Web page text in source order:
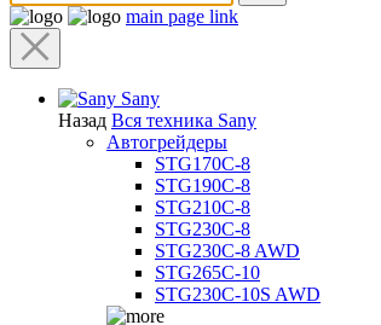
main page link
Sany
Назад Вся техника Sany
Автогрейдеры
STG170C-8
STG190C-8
STG210C-8
STG230C-8
STG230C-8 AWD
STG265C-10
STG230C-10S AWD